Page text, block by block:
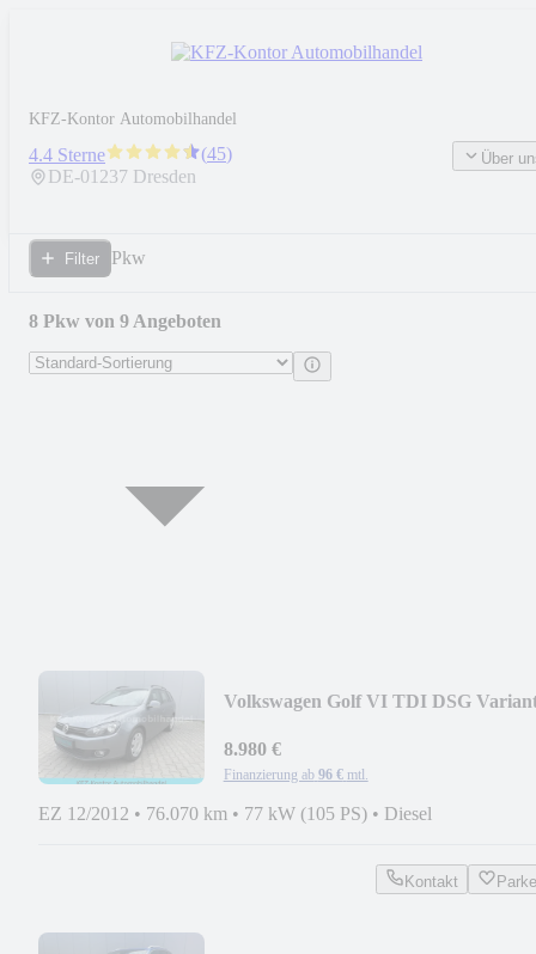
KFZ-Kontor Automobilhandel
4.4 Sterne (45)
DE-01237 Dresden
Über
Filter Pkw
8 Pkw von 9 Angeboten
Volkswagen Golf VI TDI DSG
8.980 €
Finanzierung ab 96 € mtl.
EZ 12/2012 • 76.070 km • 77 kW (105 PS) • Diesel
Kontakt